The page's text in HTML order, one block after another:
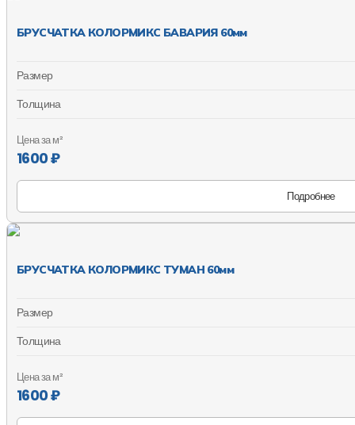
БРУСЧАТКА КОЛОРМИКС БАВАРИЯ 60мм
Размер
Толщина
Цена за м²
1600 ₽
Подробнее
БРУСЧАТКА КОЛОРМИКС ТУМАН 60мм
Размер
Толщина
Цена за м²
1600 ₽